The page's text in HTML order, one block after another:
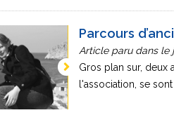
Parcours
Article paru dans le
Gros plan sur, deux
l'association, se